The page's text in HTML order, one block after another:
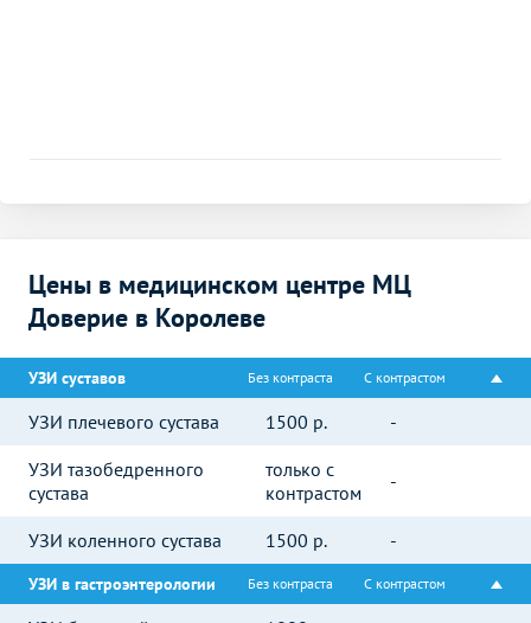
Цены в медицинском центре МЦ
Доверие в Королеве
УЗИ суставов Без контраста С контрастом
УЗИ плечевого сустава 1500 р.
-
УЗИ тазобедренного
сустава
только с
контрастом
-
УЗИ коленного сустава 1500 р. -
УЗИ в гастроэнтерологии Без контраста С контрастом